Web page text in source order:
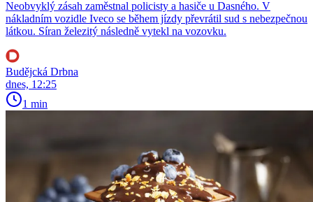
Neobvyklý zásah zaměstnal policisty a hasiče u Dasného. V
nákladním vozidle Iveco se během jízdy převrátil sud s nebezpečnou
látkou. Síran železitý následně vytekl na vozovku.
Budějcká Drbna
dnes, 12:25
1 min